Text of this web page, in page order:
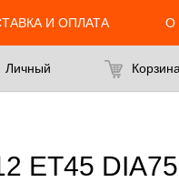
И ОПЛАТА О
Личный Корзина
ET45